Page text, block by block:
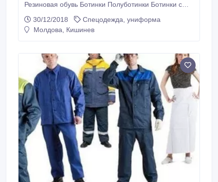
Резиновая обувь Ботинки Полуботинки Ботинки с
30/12/2018
Спецодежда, униформа
Молдова, Кишинев